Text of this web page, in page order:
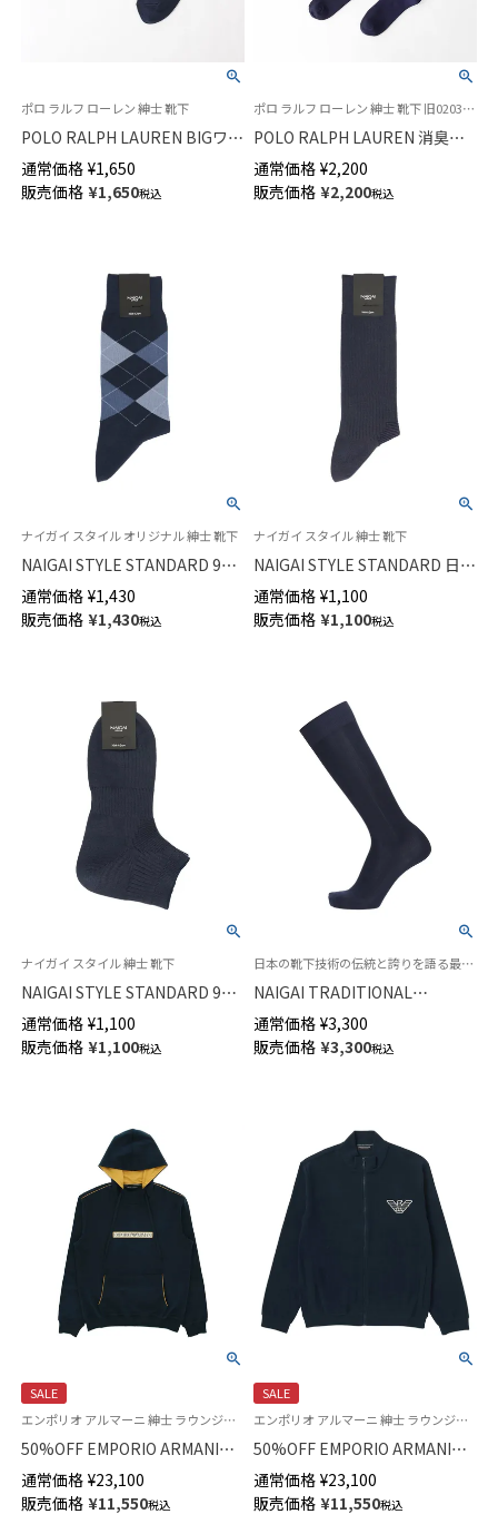
ポロ ラルフ ローレン 紳士 靴下
POLO RALPH LAUREN BIGワン
ポイントロゴ ショート丈 ソッ
クス メンズ【25-27cm】【27-
29cm】02022202
通常価格 ¥1,650
販売価格 ¥1,650税込
ポロ ラルフ ローレン 紳士 靴下 旧02032931
POLO RALPH LAUREN 消臭加
工 ロングホーズ ワンポイント
刺繍 ハイソックス メンズ
02032932
通常価格 ¥2,200
販売価格 ¥2,200税込
ナイガイ スタイル オリジナル 紳士 靴下
NAIGAI STYLE STANDARD 90°
ヒール クルー丈ソックス イン
ターシャ アーガイル カジュア
ル 日本製 メンズ 02352613
通常価格 ¥1,430
販売価格 ¥1,430税込
ナイガイ スタイル 紳士 靴下
NAIGAI STYLE STANDARD 日本
製 90°ヒール 土踏まずサポート
クルー丈 ソックス メンズ
02352612
通常価格 ¥1,100
販売価格 ¥1,100税込
ナイガイ スタイル 紳士 靴下
NAIGAI STYLE STANDARD 90°
ヒール 土踏まずサポート ショ
ート丈 ソックス メンズ 日本製
02352115
通常価格 ¥1,100
販売価格 ¥1,100税込
日本の靴下技術の伝統と誇りを語る最高級の紳士靴下 ビジネス メンズ ソックス
NAIGAI TRADITIONAL
SUPERIOR（スーペリオール） 海
島綿リブ ハイソックス ロング
ホーズ 高級靴下 メンズ 無地
通常価格 ¥3,300
販売価格 ¥3,300税込
SALE
エンポリオ アルマーニ 紳士 ラウンジウェア
50%OFF EMPORIO ARMANI
BRUSHED TERRY PO HOODIE
コットン100% 長袖 フーディー
スウェット パーカー EUサイズ
通常価格 ¥23,100
販売価格 ¥11,550税込
SALE
エンポリオ アルマーニ 紳士 ラウンジウェア
50%OFF EMPORIO ARMANI
CORDUROY FLEECE BLOUSON
コーデュロイ フリース フルジ
ップ ジャケット メンズ EUサイ
通常価格 ¥23,100
販売価格 ¥11,550税込